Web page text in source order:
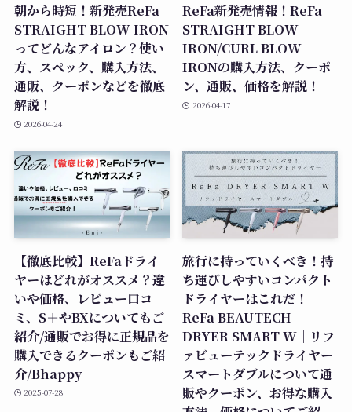
朝から時短！新発売ReFa
STRAIGHT BLOW IRON
ってどんなアイロン？使い
方、スペック、購入方法、
通販、クーポンなどを徹底
解説！
2026-04-24
ReFa新発売情報！ReFa
STRAIGHT BLOW
IRON/CURL BLOW
IRONの購入方法、クーポ
ン、通販、価格を解説！
2026-04-17
【徹底比較】ReFaドライ
ヤーはどれがオススメ？違
いや価格、レビュー口コ
ミ、S＋やBXについてもご
紹介/通販でお得に正規品を
購入できるクーポンもご紹
介/Bhappy
2025-07-28
旅行に持っていくべき！持
ち運びしやすいコンパクト
ドライヤーはこれだ！
ReFa BEAUTECH
DRYER SMART W｜リフ
ァビューテックドライヤー
スマートダブルについて通
販やクーポン、お得な購入